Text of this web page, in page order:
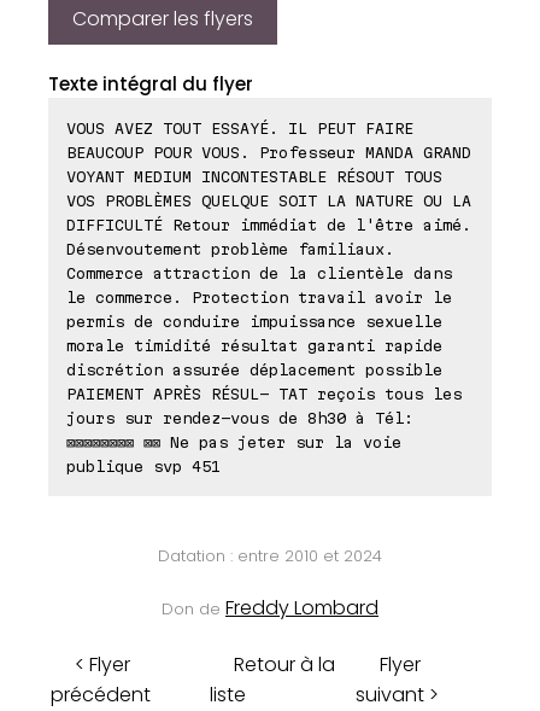
Comparer les flyers
Texte intégral du flyer
VOUS AVEZ TOUT ESSAYÉ. IL PEUT FAIRE
BEAUCOUP POUR VOUS. Professeur MANDA GRAND
VOYANT MEDIUM INCONTESTABLE RÉSOUT TOUS
VOS PROBLÈMES QUELQUE SOIT LA NATURE OU LA
DIFFICULTÉ Retour immédiat de l'être aimé.
Désenvoutement problème familiaux.
Commerce attraction de la clientèle dans
le commerce. Protection travail avoir le
permis de conduire impuissance sexuelle
morale timidité résultat garanti rapide
discrétion assurée déplacement possible
PAIEMENT APRÈS RÉSUL- TAT reçois tous les
jours sur rendez-vous de 8h30 à Tél:
⊠⊠⊠⊠⊠⊠⊠⊠ ⊠⊠ Ne pas jeter sur la voie
publique svp 451
Datation : entre 2010 et 2024
Don de Freddy Lombard
< Flyer
précédent
Retour à la
liste
Flyer
suivant >